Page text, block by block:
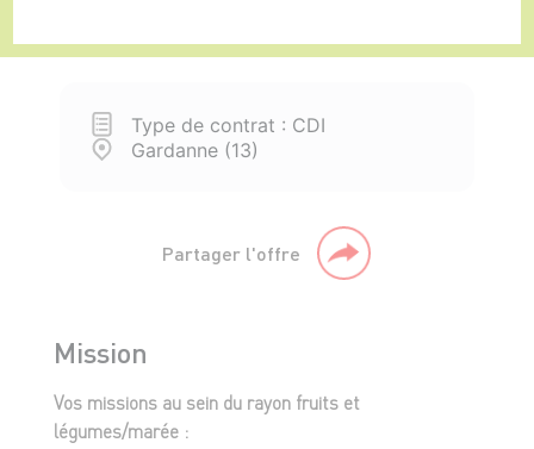
Type de contrat : CDI
Gardanne (13)
Partager l'offre
Mission
Vos missions au sein du rayon fruits et
légumes/marée :